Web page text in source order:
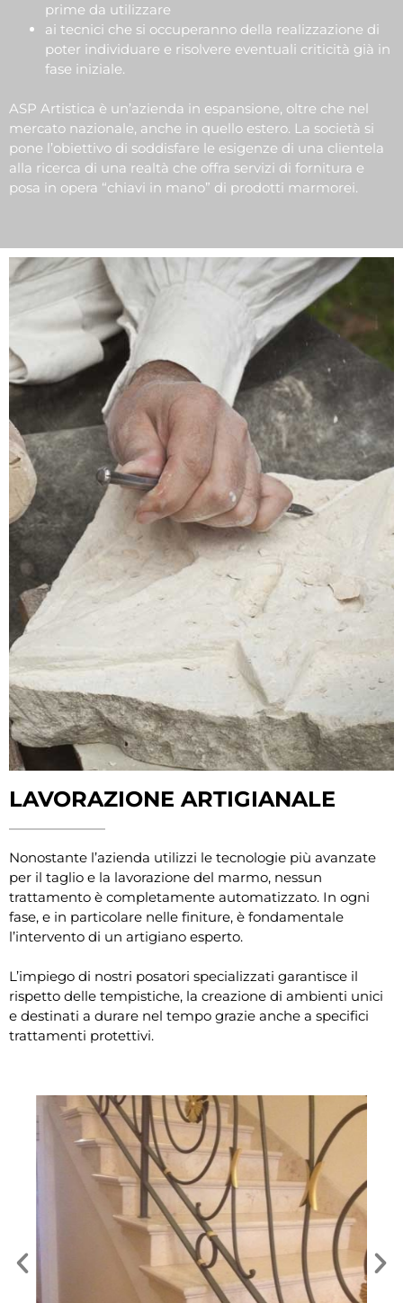
prime da utilizzare
ai tecnici che si occuperanno della realizzazione di
poter individuare e risolvere eventuali criticità già in
fase iniziale.
ASP Artistica è un’azienda in espansione, oltre che nel
mercato nazionale, anche in quello estero. La società si
pone l’obiettivo di soddisfare le esigenze di una clientela
alla ricerca di una realtà che offra servizi di fornitura e
posa in opera “chiavi in mano” di prodotti marmorei.
LAVORAZIONE ARTIGIANALE
Nonostante l’azienda utilizzi le tecnologie più avanzate
per il taglio e la lavorazione del marmo, nessun
trattamento è completamente automatizzato. In ogni
fase, e in particolare nelle finiture, è fondamentale
l’intervento di un artigiano esperto.
L’impiego di nostri posatori specializzati garantisce il
rispetto delle tempistiche, la creazione di ambienti unici
e destinati a durare nel tempo grazie anche a specifici
trattamenti protettivi.